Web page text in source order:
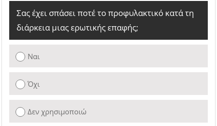
Σας έχει σπάσει ποτέ το προφυλακτικό κατά τη
διάρκεια μιας ερωτικής επαφής;
Ναι
Όχι
Δεν χρησιμοποιώ